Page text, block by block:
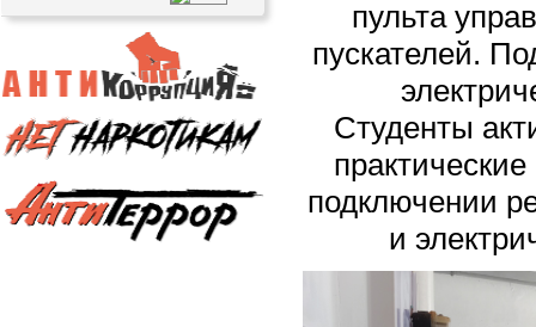
пульта
пускателей.
Студенты
подключении
и